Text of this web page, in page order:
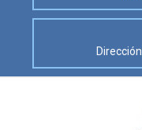
Dirección